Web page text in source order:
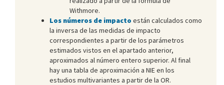
Withmore.
Los números de impacto están calculados como
la inversa de las medidas de impacto
correspondientes a partir de los parámetros
estimados vistos en el apartado anterior,
aproximados al número entero superior. Al final
hay una tabla de aproximación a NIE en los
estudios multivariantes a partir de la OR.